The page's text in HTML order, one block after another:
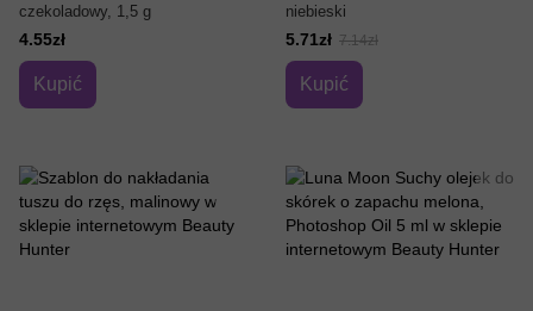
czekoladowy, 1,5 g
4.55zł
Kupić
niebieski
5.71zł 7.14zł
Kupić